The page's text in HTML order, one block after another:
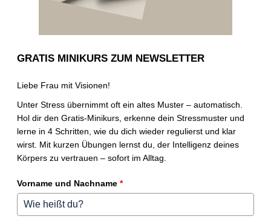
GRATIS MINIKURS ZUM NEWSLETTER
Liebe Frau mit Visionen!
Unter Stress übernimmt oft ein altes Muster – automatisch.
Hol dir den Gratis-Minikurs, erkenne dein Stressmuster und
lerne in 4 Schritten, wie du dich wieder regulierst und klar
wirst. Mit kurzen Übungen lernst du, der Intelligenz deines
Körpers zu vertrauen – sofort im Alltag.
Vorname und Nachname *